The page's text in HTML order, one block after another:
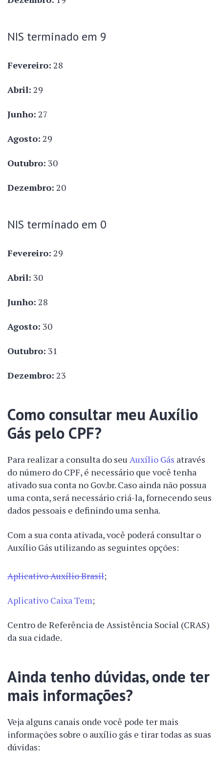
NIS terminado em 9
Fevereiro: 28
Abril: 29
Junho: 27
Agosto: 29
Outubro: 30
Dezembro: 20
NIS terminado em 0
Fevereiro: 29
Abril: 30
Junho: 28
Agosto: 30
Outubro: 31
Dezembro: 23
Como consultar meu Auxílio
Gás pelo CPF?
Para realizar a consulta do seu Auxílio Gás através
do número do CPF, é necessário que você tenha
ativado sua conta no Gov.br. Caso ainda não possua
uma conta, será necessário criá-la, fornecendo seus
dados pessoais e definindo uma senha.
Com a sua conta ativada, você poderá consultar o
Auxílio Gás utilizando as seguintes opções:
Aplicativo Auxílio Brasil;
Aplicativo Caixa Tem;
Centro de Referência de Assistência Social (CRAS)
da sua cidade.
Ainda tenho dúvidas, onde ter
mais informações?
Veja alguns canais onde você pode ter mais
informações sobre o auxílio gás e tirar todas as suas
dúvidas: